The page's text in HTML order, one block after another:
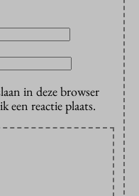
in deze browser
een reactie plaats.